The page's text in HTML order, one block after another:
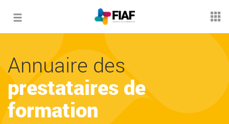
Toggle
Annuaire des
prestataires de
formation